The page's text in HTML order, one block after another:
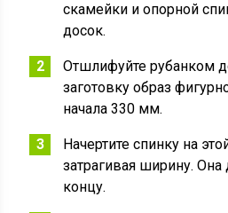
скамейки и опорной
досок.
Отшлифуйте рубанком
заготовку образ
начала 330 мм.
Начертите спинку на
затрагивая ширину.
концу.